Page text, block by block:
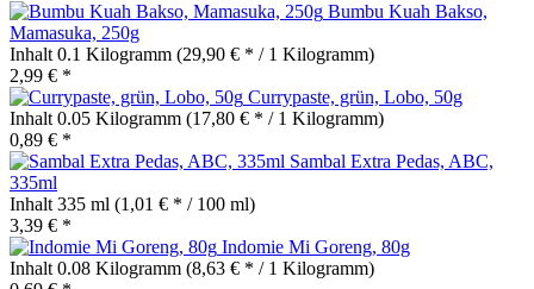
Bumbu Kuah Bakso,
Mamasuka, 250g
Inhalt 0.1 Kilogramm (29,90 € * / 1 Kilogramm)
2,99 € *
Currypaste, grün, Lobo, 50g
Inhalt 0.05 Kilogramm (17,80 € * / 1 Kilogramm)
0,89 € *
Sambal Extra Pedas, ABC,
335ml
Inhalt 335 ml (1,01 € * / 100 ml)
3,39 € *
Indomie Mi Goreng, 80g
Inhalt 0.08 Kilogramm (8,63 € * / 1 Kilogramm)